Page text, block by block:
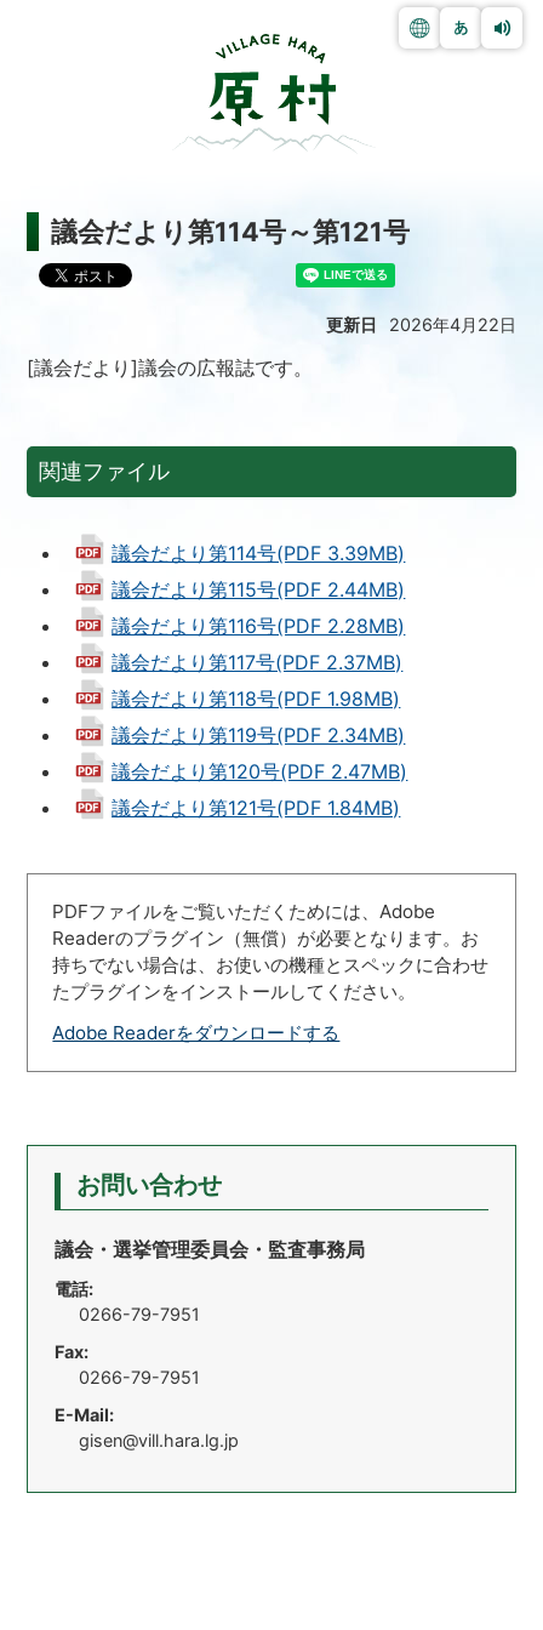
議会だより第114号～第121号
更新日 2026年4月22日
[議会だより]議会の広報誌です。
関連ファイル
議会だより第114号(PDF 3.39MB)
議会だより第115号(PDF 2.44MB)
議会だより第116号(PDF 2.28MB)
議会だより第117号(PDF 2.37MB)
議会だより第118号(PDF 1.98MB)
議会だより第119号(PDF 2.34MB)
議会だより第120号(PDF 2.47MB)
議会だより第121号(PDF 1.84MB)
PDFファイルをご覧いただくためには、Adobe
Readerのプラグイン（無償）が必要となります。お
持ちでない場合は、お使いの機種とスペックに合わせ
たプラグインをインストールしてください。
Adobe Readerをダウンロードする
お問い合わせ
議会・選挙管理委員会・監査事務局
電話:
0266-79-7951
Fax:
0266-79-7951
E-Mail:
gisen@vill.hara.lg.jp